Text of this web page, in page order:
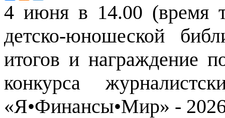
4 июня в 14.00 (время
детско-юношеской
итогов и награждение
конкурса
«Я•Финансы•Мир» -